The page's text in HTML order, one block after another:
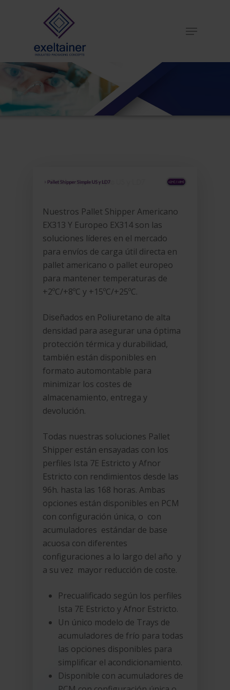
Hit enter to search or ESC to close
Nuestros Pallet Shipper Americano
EX313 Y Europeo EX314 son las
soluciones líderes en el mercado
para envíos de carga útil directa en
pallet americano o pallet europeo
para mantener temperaturas de
+2ºC/+8ºC y +15ºC/+25ºC.
Diseñados en Poliuretano de alta
densidad para asegurar una óptima
protección térmica y durabilidad,
también están disponibles en
formato automontable para
minimizar los costes de
almacenamiento, entrega y
devolución.
Todas nuestras soluciones Pallet
Shipper están ensayadas con los
perfiles Ista 7E Estricto y Afnor
Estricto con rendimientos desde las
96h. hasta las 168 horas. Ambas
opciones están disponibles en PCM
con configuración única, o con
acumuladores estándar de base
acuosa con diferentes
configuraciones a lo largo del año y
a su vez mayor reducción de coste.
Precualificado según los perfiles
Ista 7E Estricto y Afnor Estricto.
Un único modelo de Trays de
acumuladores de frío para todas
las opciones disponibles para
simplificar el acondicionamiento.
Disponible con acumuladores de